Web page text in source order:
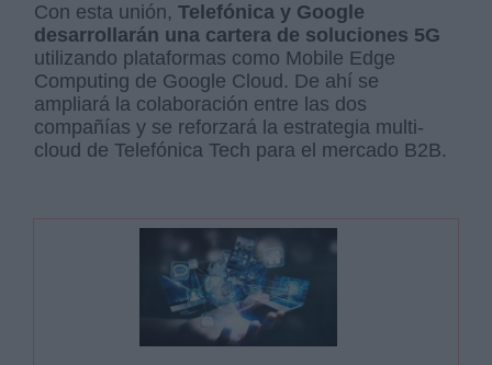
Con esta unión,Telefónica y Google
desarrollarán una cartera de soluciones 5G
utilizando plataformas como Mobile Edge
Computing de Google Cloud. De ahí se
ampliará la colaboración entre las dos
compañías y se reforzará la estrategia multi-
cloud de Telefónica Tech para el mercado B2B.